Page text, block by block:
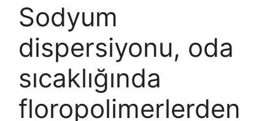
Sodyum
dispersiyonu, oda
sıcaklığında
floropolimerlerden